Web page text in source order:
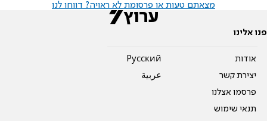
מצאתם טעות או פרסומת לא ראויה? דווחו לנו
פנו אלינו
אודות
יצירת קשר
פרסמו אצלנו
תנאי שימוש
Pусский
عربية